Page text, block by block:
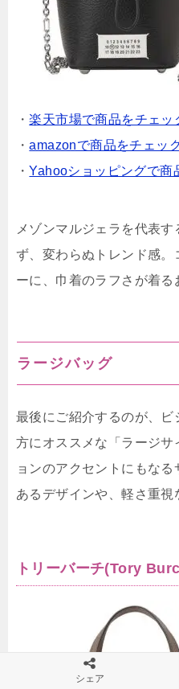
・楽天市場で商品をチェッ
・amazonで商品をチェッ
・Yahooショッピングで商
メゾンマルジェラを代表す
ず、変わらぬトレンド感
ーに、巾着のラフさが着る
ラージバッグ
最後にご紹介するのが、
方にオススメな「ラージ
ョンのアクセントにもな
あるデザインや、軽さ重視
トリーバーチ(Tory
シェア